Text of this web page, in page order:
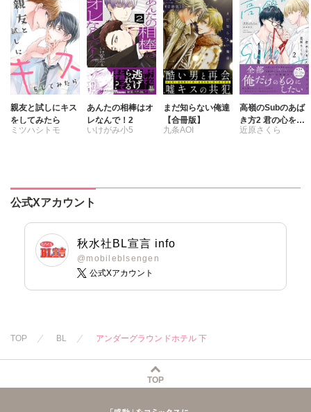
親友と試しにキス
をしてみたら
ミツハシトモ
あんたの相棒はオ
レなんで！2
いけがみ小5
まだ知らない俺達
【合冊版】
九条AOI
高嶺のSubのあば
き方2 君の心をと
かすコマンド
近原さくら
公式Xアカウント
秋水社BL宣言 info
@mobileblsengen
公式Xアカウント
TOP BL アンダーグラウンドホテル 下
TOP